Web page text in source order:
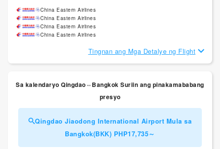
China Eastern Airlines
China Eastern Airlines
China Eastern Airlines
China Eastern Airlines
Tingnan ang Mga Detalye ng Flight
Sa kalendaryo Qingdao⇔Bangkok Suriin ang pinakamababang
presyo
Qingdao Jiaodong International Airport Mula sa
Bangkok(BKK) PHP17,735～